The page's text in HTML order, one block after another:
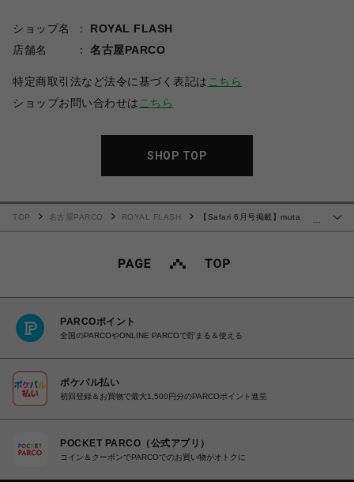
ショップ名
ROYAL FLASH
店舗名
名古屋PARCO
特定商取引法など法令に基づく表記は こちら
ショップお問い合わせは こちら
SHOP TOP
…
TOP 名古屋PARCO ROYAL FLASH
【Safari 6月号掲載】muta
PARCOポイント
全国のPARCOやONLINE PARCOで貯まる＆使える
ポケパル払い
初回登録＆お買物で最大1,500円分のPARCOポイント進呈
POCKET PARCO（公式アプリ）
コイン＆クーポンでPARCOでのお買い物がオトクに